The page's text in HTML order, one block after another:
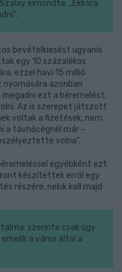
elmondta: „Ekkora
bevételkiesést ugyanis
egy 10 százalékos
ezzel havi 15 millió
azonban
ezt a béremelést,
Az is szerepet játszott
voltak a fizetések, nem
a távhőcégnél már –
volna”.
egyébként ezt
készítettek erről egy
részére, nekik kell majd
szerinte csak úgy
a város által a